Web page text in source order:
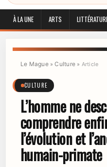
À LA UNE ARTS
Le Mague»Culture» Article
CULTURE
L’homme ne
comprendre
l’évolution et
humain-primate